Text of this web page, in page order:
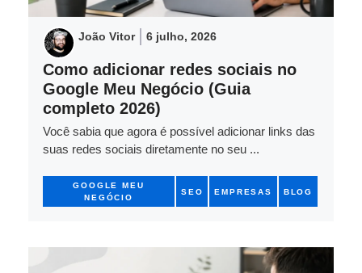
João Vitor 6 julho, 2026
Como adicionar redes sociais no
Google Meu Negócio (Guia
completo 2026)
Você sabia que agora é possível adicionar links das
suas redes sociais diretamente no seu ...
GOOGLE MEU
NEGÓCIO
SEO EMPRESAS BLOG